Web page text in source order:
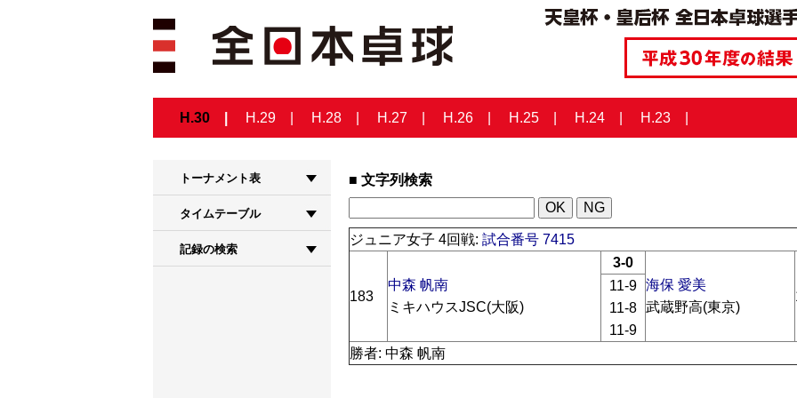
H.30 H.29 H.28 H.27 H.26 H.25 H.24 H.23
トーナメント表
タイムテーブル
記録の検索
文字列検索
ジュニア女子 4回戦: 試合番号 7415
183
中森 帆南
ミキハウスJSC(大阪)
3-0
海保 愛美
武蔵野高(東京)
11-9
11-8
11-9
勝者: 中森 帆南